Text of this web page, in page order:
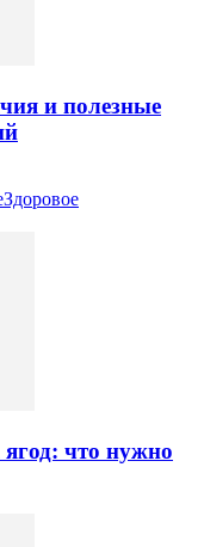
и полезные
Здоровое
что нужно